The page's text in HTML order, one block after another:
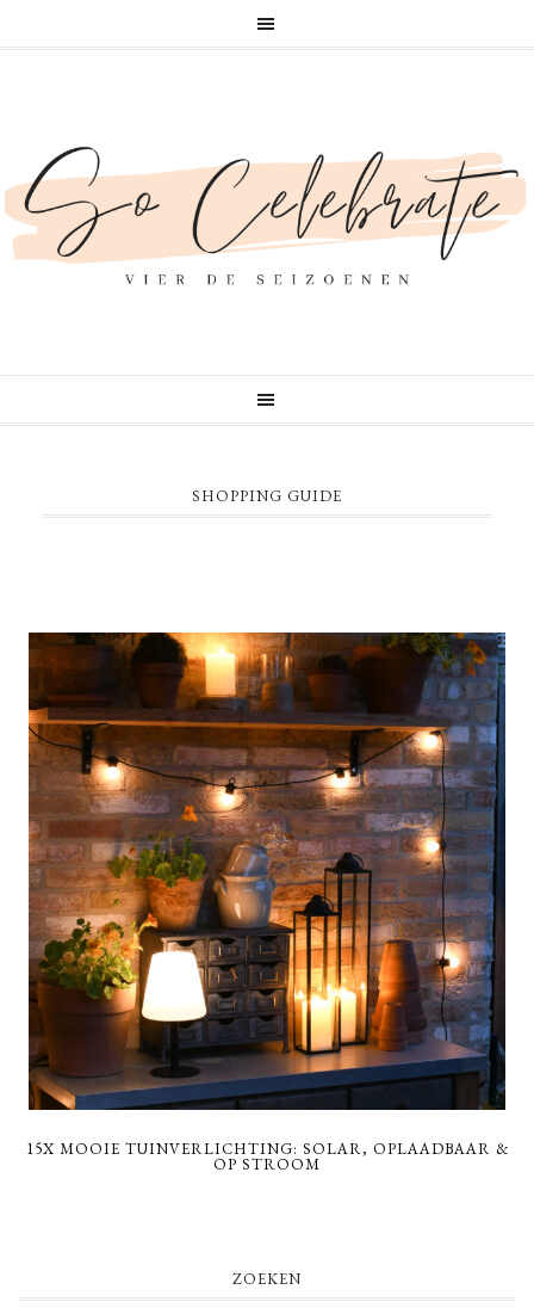
SHOPPING GUIDE
15X MOOIE TUINVERLICHTING: SOLAR, OPLAADBAAR &
OP STROOM
ZOEKEN